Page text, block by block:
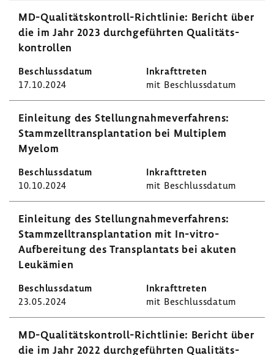
MD-​Qualitätskontroll-Richtlinie: Bericht über
die im Jahr 2023 durch­ge­führten Quali­täts­
kon­trollen
17.10.2024 mit Beschluss­datum
Einlei­tung des Stel­lung­nah­me­ver­fah­rens:
Stamm­zell­trans­plan­ta­tion bei Multi­plem
Myelom
10.10.2024 mit Beschluss­datum
Einlei­tung des Stel­lung­nah­me­ver­fah­rens:
Stamm­zell­trans­plan­ta­tion mit In-​vitro-
Aufbereitung des Trans­plan­tats bei akuten
Leuk­ämien
23.05.2024 mit Beschluss­datum
MD-​Qualitätskontroll-Richtlinie: Bericht über
die im Jahr 2022 durch­ge­führten Quali­täts­